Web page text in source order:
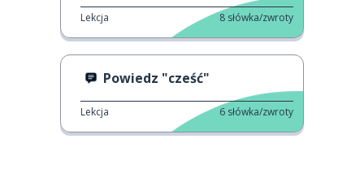
Lekcja 8 słówka/zwroty
Powiedz "cześć"
Lekcja 6 słówka/zwroty